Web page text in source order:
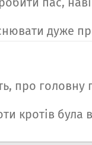
дуже
про головну
кротів була